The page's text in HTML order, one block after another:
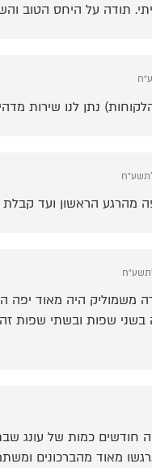
תודה על היחס הטוב
נתן לנו שירות
מהרגע הראשון ועד
משמוליק היה ‏מאוד יפה
בשני שפות ובשתי שפות
חודשים כמות של עונג
מאוד מהברכונים